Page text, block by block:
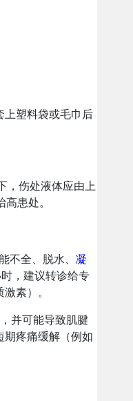
上塑料袋或毛巾后
，伤处液体应由上
患处。
不全、脱水、凝
，建议转诊给专
素）。
并可能导致肌腱
疼痛缓解（例如